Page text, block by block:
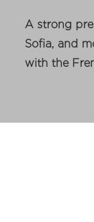
A strong
Sofia, and
with the